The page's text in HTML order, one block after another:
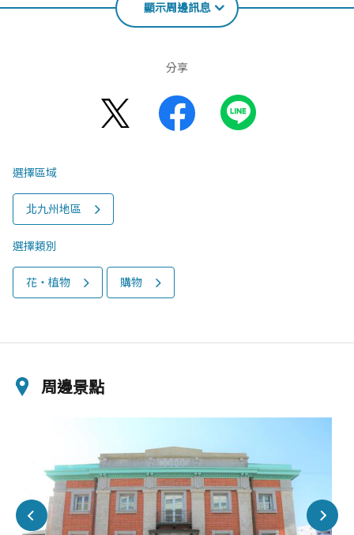
顯示周邊訊息
分享
選擇區域
北九州地區
選擇類別
花‧植物 購物
周邊景點